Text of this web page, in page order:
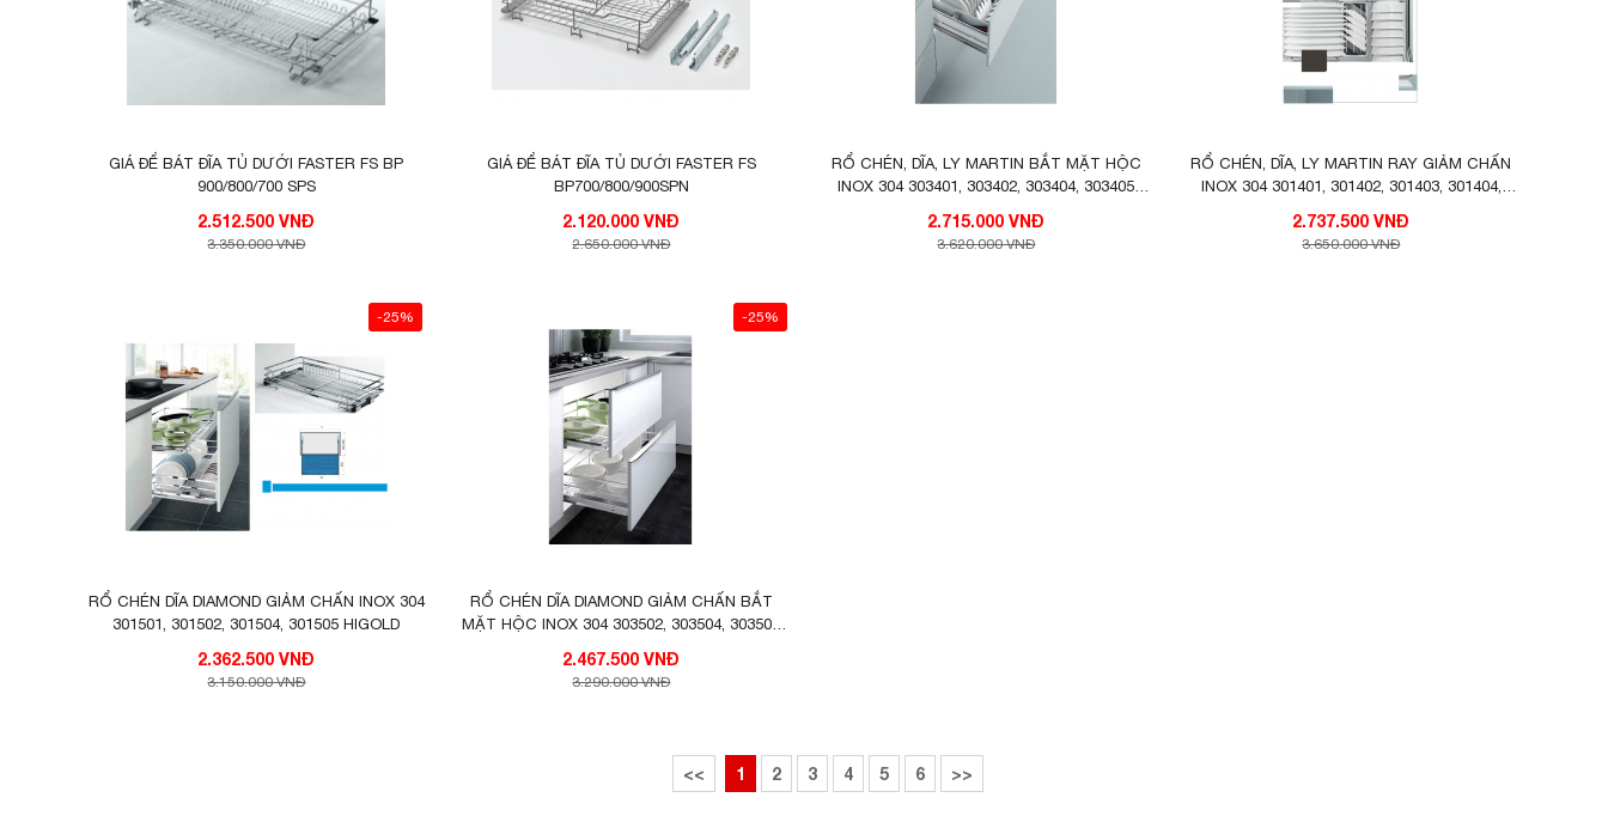
GIÁ ĐỂ BÁT ĐĨA TỦ DƯỚI FASTER FS BP
900/800/700 SPS
2.512.500 VNĐ
3.350.000 VNĐ
GIÁ ĐỂ BÁT ĐĨA TỦ DƯỚI FASTER FS
BP700/800/900SPN
2.120.000 VNĐ
2.650.000 VNĐ
RỔ CHÉN, DĨA, LY MARTIN BẮT MẶT HỘC
INOX 304 303401, 303402, 303404, 303405
2.715.000 VNĐ
3.620.000 VNĐ
RỔ CHÉN, DĨA, LY MARTIN RAY GIẢM CHẤN
INOX 304 301401, 301402, 301403, 301404,
2.737.500 VNĐ
3.650.000 VNĐ
-25%
RỔ CHÉN DĨA DIAMOND GIẢM CHẤN INOX 304
301501, 301502, 301504, 301505 HIGOLD
2.362.500 VNĐ
3.150.000 VNĐ
-25%
RỔ CHÉN DĨA DIAMOND GIẢM CHẤN BẮT
MẶT HỘC INOX 304 303502, 303504, 303505
2.467.500 VNĐ
3.290.000 VNĐ
<< 1 2 3 4 5 6 >>